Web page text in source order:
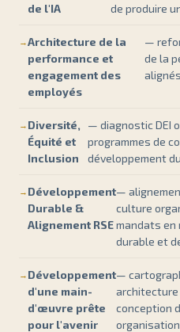
de l'IA
de produire
Architecture de la
performance et
engagement des
employés
—
de la
Diversité,
Équité et
Inclusion
— diagnostic DEI
programmes de
développement
Développement
Durable &
Alignement RSE
—
culture
mandats en
durable et
Développement
d'une main-
d'œuvre prête
pour l'avenir
—
conception